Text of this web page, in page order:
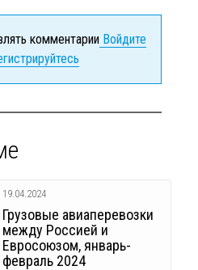
комментарииВойдите
19.04.2024
Грузовые авиаперевозки
между Россией и
Евросоюзом, январь-
февраль 2024